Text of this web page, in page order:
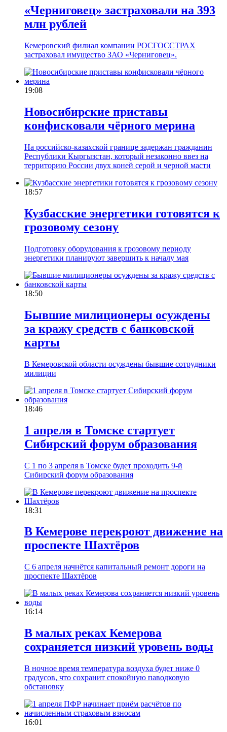
«Черниговец» застраховали на 393
млн рублей
Кемеровский филиал компании РОСГОССТРАХ
застраховал имущество ЗАО «Черниговец».
19:08
Новосибирские приставы
конфисковали чёрного мерина
На российско-казахской границе задержан гражданин
Республики Кыргызстан, который незаконно ввез на
территорию России двух коней серой и черной масти
18:57
Кузбасские энергетики готовятся к
грозовому сезону
Подготовку оборудования к грозовому периоду
энергетики планируют завершить к началу мая
18:50
Бывшие милиционеры осуждены
за кражу средств с банковской
карты
В Кемеровской области осуждены бывшие сотрудники
милиции
18:46
1 апреля в Томске стартует
Сибирский форум образования
С 1 по 3 апреля в Томске будет проходить 9-й
Сибирский форум образования
18:31
В Кемерове перекроют движение на
проспекте Шахтёров
С 6 апреля начнётся капитальный ремонт дороги на
проспекте Шахтёров
16:14
В малых реках Кемерова
сохраняется низкий уровень воды
В ночное время температура воздуха будет ниже 0
градусов, что сохранит спокойную паводковую
обстановку
16:01